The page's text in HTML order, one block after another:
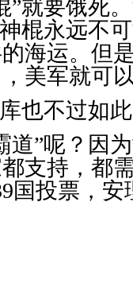
”就要饿死
棍永远不
海运。但
美军就可
也不过如
道”呢？因
支持，都
国投票，安